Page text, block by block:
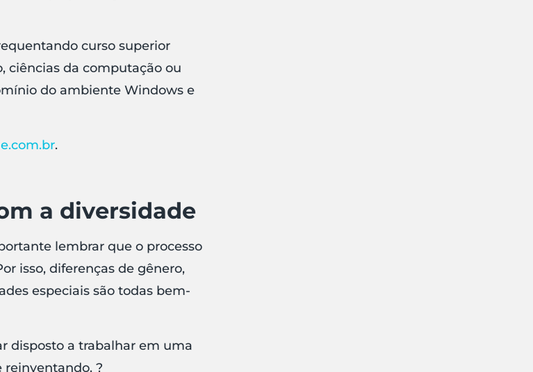
curso superior
ciências da computação ou
do ambiente Windows e
.
a diversidade
lembrar que o processo
isso, diferenças de gênero,
especiais são todas bem-
disposto a trabalhar em uma
reinventando. ?